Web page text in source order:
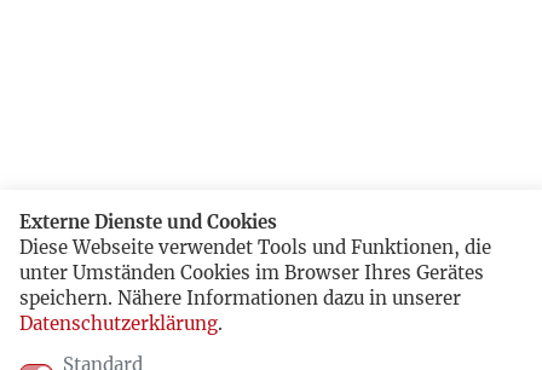
Externe Dienste und Cookies
Diese Webseite verwendet Tools und Funktionen, die
unter Umständen Cookies im Browser Ihres Gerätes
speichern. Nähere Informationen dazu in unserer
Datenschutzerklärung.
Standard